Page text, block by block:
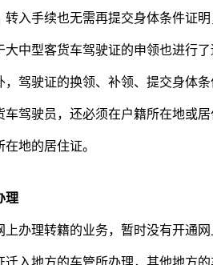
转入手续也无需再提交身体条件证
大中型客货车驾驶证的申领也进行
，驾驶证的换领、补领、提交身体
车驾驶员，还必须在户籍所在地或
地的居住证。
理
上办理转籍的业务，暂时没有开通
迁入地方的车管所办理，其他地方